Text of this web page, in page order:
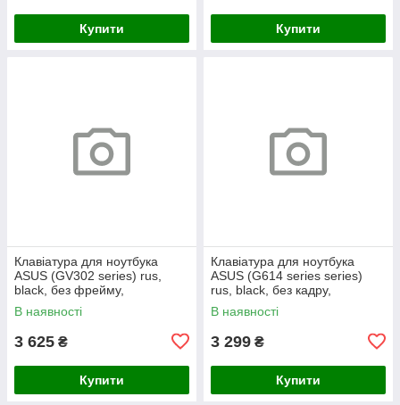
Купити Купити
Клавіатура для ноутбука
ASUS (GV302 series) rus,
black, без фрейму,
підсвічування клавіш
В наявності
3 625 ₴
Купити
Клавіатура для ноутбука
ASUS (G614 series series)
rus, black, без кадру,
підсвічування клавіш (RGB 4)
В наявності
3 299 ₴
Купити